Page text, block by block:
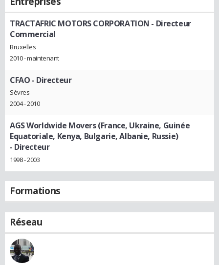
TRACTAFRIC MOTORS CORPORATION - Directeur
Commercial
Bruxelles
2010 - maintenant
CFAO - Directeur
Sèvres
2004 - 2010
AGS Worldwide Movers (France, Ukraine, Guinée
Equatoriale, Kenya, Bulgarie, Albanie, Russie)
- Directeur
1998 - 2003
Formations
Réseau